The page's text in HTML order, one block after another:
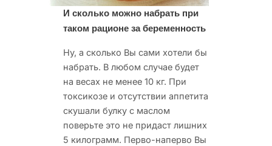
И сколько можно набрать при
таком рационе за беременность
Ну, а сколько Вы сами хотели бы
набрать. В любом случае будет
на весах не менее 10 кг. При
токсикозе и отсутствии аппетита
скушали булку с маслом
поверьте это не придаст лишних
5 килограмм. Перво-наперво Вы